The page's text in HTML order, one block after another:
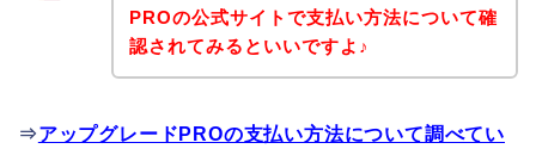
PROの公式サイトで支払い方法について確
認されてみるといいですよ♪
⇒アップグレードPROの支払い方法について調べてい